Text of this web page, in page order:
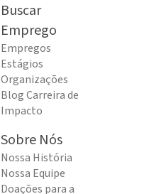
Buscar
Emprego
Empregos
Estágios
Organizações
Blog Carreira de
Impacto
Sobre Nós
Nossa História
Nossa Equipe
Doações para a